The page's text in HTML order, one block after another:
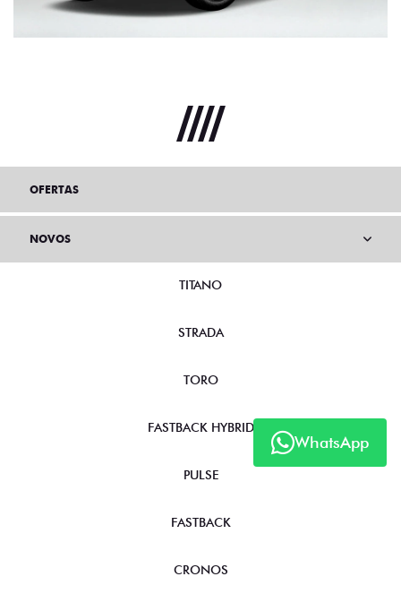
WhatsApp
OFERTAS
NOVOS
TITANO
STRADA
TORO
FASTBACK HYBRID
PULSE
FASTBACK
CRONOS